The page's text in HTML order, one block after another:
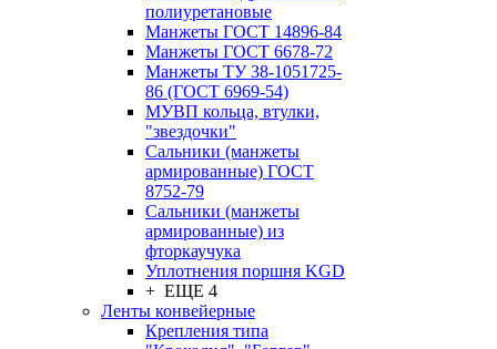
полиуретановые
Манжеты ГОСТ 14896-84
Манжеты ГОСТ 6678-72
Манжеты ТУ 38-1051725-
86 (ГОСТ 6969-54)
МУВП кольца, втулки,
"звездочки"
Сальники (манжеты
армированные) ГОСТ
8752-79
Сальники (манжеты
армированные) из
фторкаучука
Уплотнения поршня KGD
+ ЕЩЕ 4
Ленты конвейерные
Крепления типа